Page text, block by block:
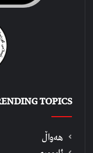
TOPICS
هەواڵ